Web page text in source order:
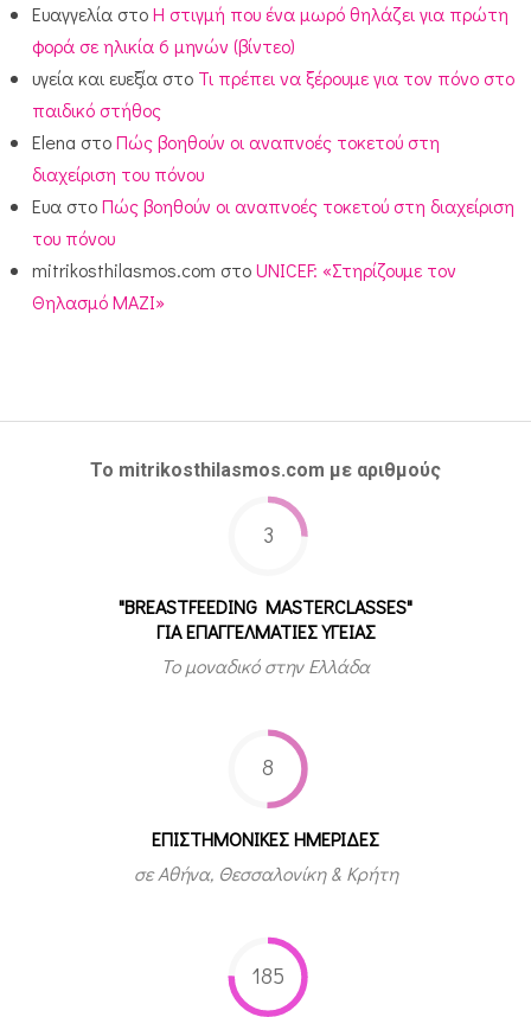
Ευαγγελία στοΗ στιγμή που ένα μωρό θηλάζει για πρώτη
φορά σε ηλικία 6 μηνών (βίντεο)
υγεία και ευεξία στο Τι πρέπει να ξέρουμε για τον πόνο στο
παιδικό στήθος
Elena στοΠώς βοηθούν οι αναπνοές τοκετού στη
διαχείριση του πόνου
Ευα στοΠώς βοηθούν οι αναπνοές τοκετού στη διαχείριση
του πόνου
mitrikosthilasmos.com στοUNICEF: «Στηρίζουμε τον
Θηλασμό ΜΑΖΙ»
Το mitrikosthilasmos.com με αριθμούς
3
"BREASTFEEDING MASTERCLASSES"
ΓΙΑ ΕΠΑΓΓΕΛΜΑΤΙΕΣ ΥΓΕΙΑΣ
Το μοναδικό στην Ελλάδα
8
ΕΠΙΣΤΗΜΟΝΙΚΕΣ ΗΜΕΡΙΔΕΣ
σε Αθήνα, Θεσσαλονίκη & Κρήτη
185